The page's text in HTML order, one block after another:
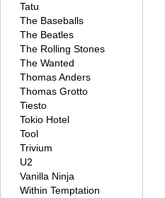
Tatu
The Baseballs
The Beatles
The Rolling Stones
The Wanted
Thomas Anders
Thomas Grotto
Tiesto
Tokio Hotel
Tool
Trivium
U2
Vanilla Ninja
Within Temptation